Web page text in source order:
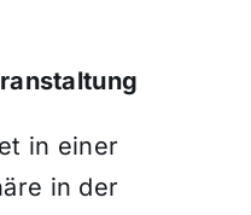
in einer
in der